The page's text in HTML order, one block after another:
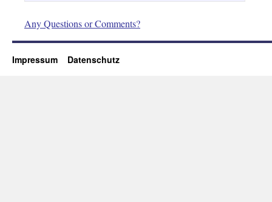
Any Questions or Comments?
Impressum Datenschutz